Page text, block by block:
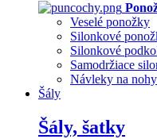
Veselé ponožky
Silonkové
Silonkové
Samodržiace
Návleky na
Šály
Šály, šatky